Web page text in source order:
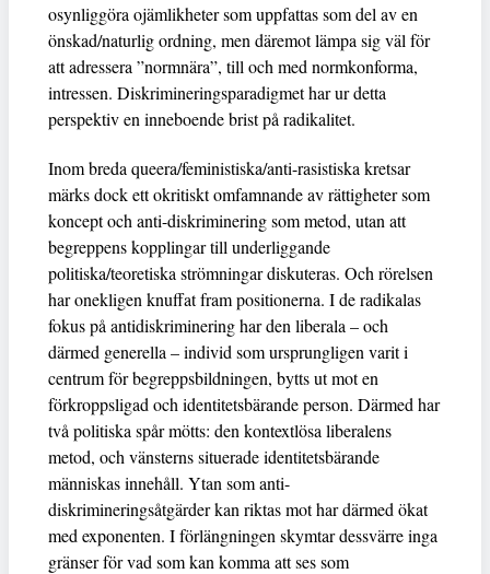
osynliggöra ojämlikheter som uppfattas som del av en
önskad/naturlig ordning, men däremot lämpa sig väl för
att adressera ”normnära”, till och med normkonforma,
intressen. Diskrimineringsparadigmet har ur detta
perspektiv en inneboende brist på radikalitet.
Inom breda queera/feministiska/anti-rasistiska kretsar
märks dock ett okritiskt omfamnande av rättigheter som
koncept och anti-diskriminering som metod, utan att
begreppens kopplingar till underliggande
politiska/teoretiska strömningar diskuteras. Och rörelsen
har onekligen knuffat fram positionerna. I de radikalas
fokus på antidiskriminering har den liberala – och
därmed generella – individ som ursprungligen varit i
centrum för begreppsbildningen, bytts ut mot en
förkroppsligad och identitetsbärande person. Därmed har
två politiska spår mötts: den kontextlösa liberalens
metod, och vänsterns situerade identitetsbärande
människas innehåll. Ytan som anti-
diskrimineringsåtgärder kan riktas mot har därmed ökat
med exponenten. I förlängningen skymtar dessvärre inga
gränser för vad som kan komma att ses som